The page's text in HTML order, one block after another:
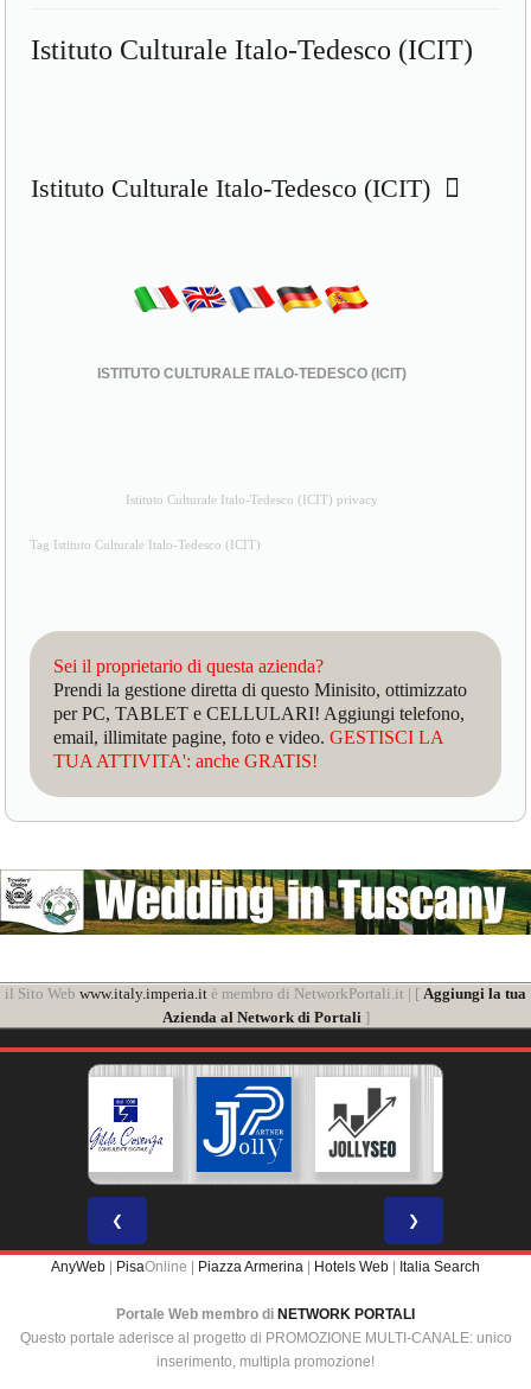
Istituto Culturale Italo-Tedesco (ICIT)
Istituto Culturale Italo-Tedesco (ICIT)
ISTITUTO CULTURALE ITALO-TEDESCO (ICIT)
Istituto Culturale Italo-Tedesco (ICIT) privacy
Tag Istituto Culturale Italo-Tedesco (ICIT)
Sei il proprietario di questa azienda?
Prendi la gestione diretta di questo Minisito, ottimizzato
per PC, TABLET e CELLULARI! Aggiungi telefono,
email, illimitate pagine, foto e video.GESTISCI LA
TUA ATTIVITA': anche GRATIS!
il Sito Web www.italy.imperia.it è membro di NetworkPortali.it | [ Aggiungi la tua
Azienda al Network di Portali]
❮ ❯
AnyWeb PisaOnline | Piazza Armerina Hotels Web Italia Search
Portale Web membro di NETWORK PORTALI
Questo portale aderisce al progetto di PROMOZIONE MULTI-CANALE: unico
inserimento, multipla promozione!